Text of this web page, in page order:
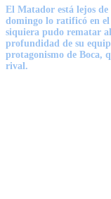
El Matador está lejos
domingo lo ratificó en
siquiera pudo rematar
profundidad de su
protagonismo de Boca,
rival.